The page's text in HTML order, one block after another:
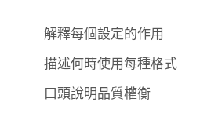
解釋每個設定的作用
描述何時使用每種格式
口頭說明品質權衡